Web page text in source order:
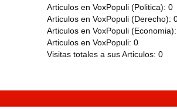
Articulos en VoxPopuli (Politica): 0
Articulos en VoxPopuli (Derecho):
Articulos en VoxPopuli (Economia):
Articulos en VoxPopuli: 0
Visitas totales a sus Articulos: 0